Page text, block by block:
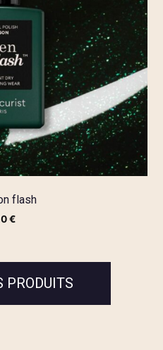
flash
€
PRODUITS